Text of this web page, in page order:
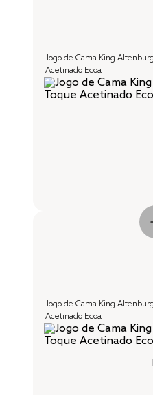
Jogo de Cama King
Acetinado Ecoa
Jogo de Cama King
Acetinado Ecoa